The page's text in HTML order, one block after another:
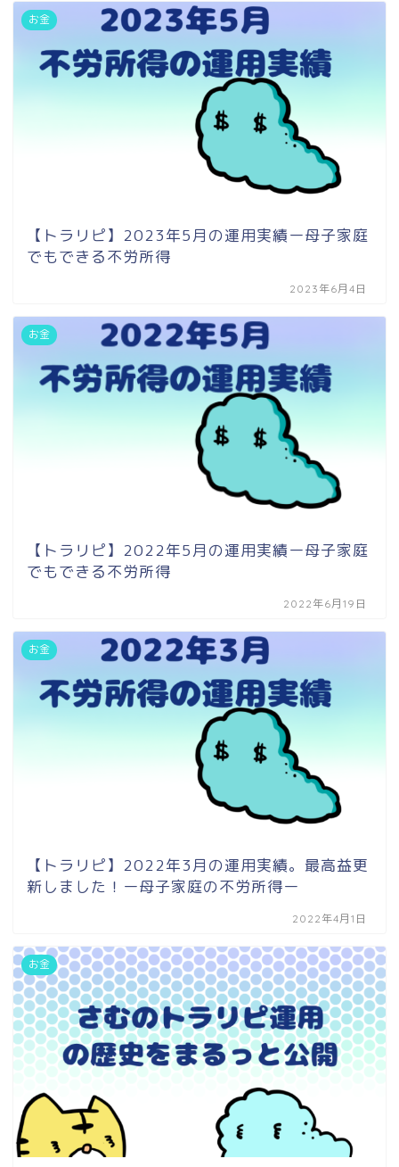
お金
【トラリピ】2023年5月の運用実績ー母子家庭
でもできる不労所得
2023年6月4日
お金
【トラリピ】2022年5月の運用実績ー母子家庭
でもできる不労所得
2022年6月19日
お金
【トラリピ】2022年3月の運用実績。最高益更
新しました！ー母子家庭の不労所得ー
2022年4月1日
お金